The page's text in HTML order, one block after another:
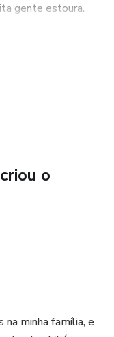
gente estoura.
as 3 grandes
clientes e
aprovação, que
e reputação.
do primeiro
para lucrar alto
o
na minha família, e